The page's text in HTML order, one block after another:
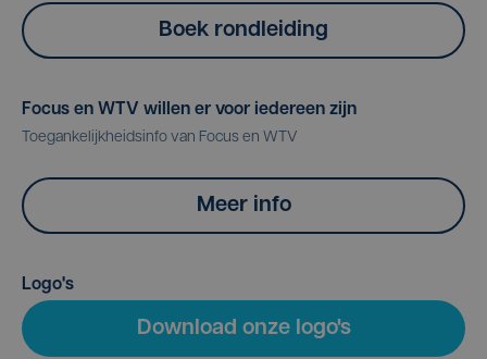
Boek rondleiding
Focus en WTV willen er voor iedereen zijn
Toegankelijkheidsinfo van Focus en WTV
Meer info
Logo's
Download onze logo's